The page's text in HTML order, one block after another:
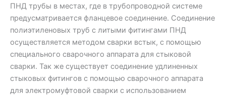
ПНД трубы в местах, где в трубопроводной системе
предусматривается фланцевое соединение. Соединение
полиэтиленовых труб с литыми фитингами ПНД
осуществляется методом сварки встык, с помощью
специального сварочного аппарата для стыковой
сварки. Так же существует соединение удлиненных
стыковых фитингов с помощью сварочного аппарата
для электромуфтовой сварки с использованием